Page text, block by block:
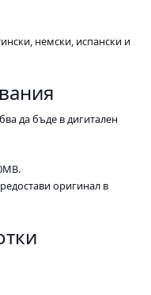
немски, испански и
да бъде в дигитален
оригинал в